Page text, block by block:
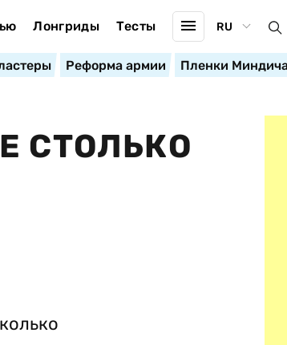
Лонгриды Тесты RU
Реформа армии Пленки
СТОЛЬКО